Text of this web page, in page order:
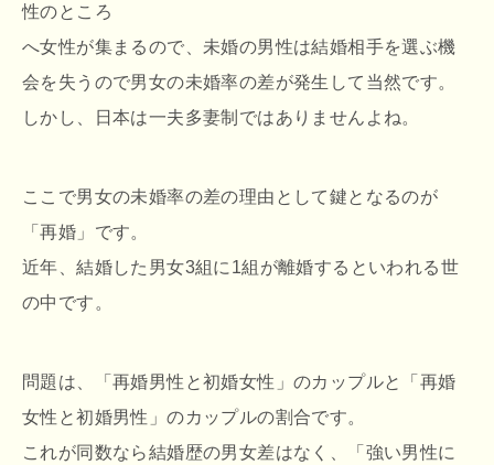
性のところ
へ女性が集まるので、未婚の男性は結婚相手を選ぶ機
会を失うので男女の未婚率の差が発生して当然です。
しかし、日本は一夫多妻制ではありませんよね。
ここで男女の未婚率の差の理由として鍵となるのが
「再婚」です。
近年、結婚した男女3組に1組が離婚するといわれる世
の中です。
問題は、「再婚男性と初婚女性」のカップルと「再婚
女性と初婚男性」のカップルの割合です。
これが同数なら結婚歴の男女差はなく、「強い男性に